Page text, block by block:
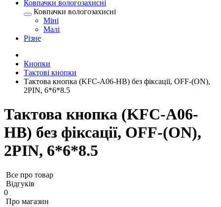
Ковпачки вологозахисні
Ковпачки вологозахисні
Міні
Малі
Різне
Кнопки
Тактові кнопки
Тактова кнопка (KFC-A06-HB) без фіксації, OFF-(ON),
2PIN, 6*6*8.5
Тактова кнопка (KFC-A06-
HB) без фіксації, OFF-(ON),
2PIN, 6*6*8.5
Все про товар
Відгуків
0
Про магазин